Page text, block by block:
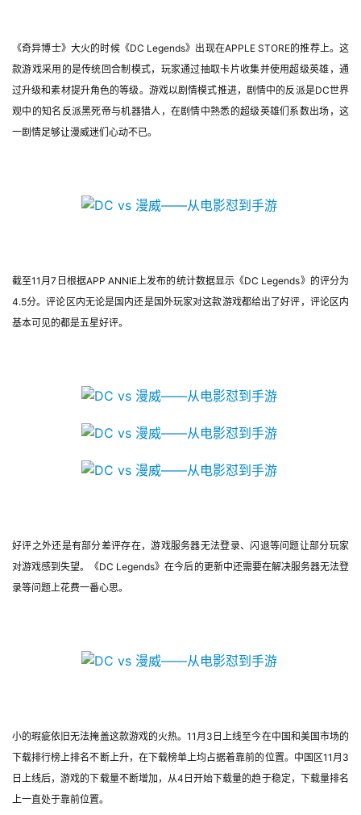
《奇异博士》大火的时候《DC Legends》出现在APPLE STORE的推荐上。这
款游戏采用的是传统回合制模式，玩家通过抽取卡片收集并使用超级英雄，通
过升级和素材提升角色的等级。游戏以剧情模式推进，剧情中的反派是DC世界
观中的知名反派黑死帝与机器猎人，在剧情中熟悉的超级英雄们系数出场，这
一剧情足够让漫威迷们心动不已。
截至11月7日根据APP ANNIE上发布的统计数据显示《DC Legends》的评分为
4.5分。评论区内无论是国内还是国外玩家对这款游戏都给出了好评，评论区内
基本可见的都是五星好评。
好评之外还是有部分差评存在，游戏服务器无法登录、闪退等问题让部分玩家
对游戏感到失望。《DC Legends》在今后的更新中还需要在解决服务器无法登
录等问题上花费一番心思。
小的瑕疵依旧无法掩盖这款游戏的火热。11月3日上线至今在中国和美国市场的
下载排行榜上排名不断上升，在下载榜单上均占据着靠前的位置。中国区11月3
日上线后，游戏的下载量不断增加，从4日开始下载量的趋于稳定，下载量排名
上一直处于靠前位置。